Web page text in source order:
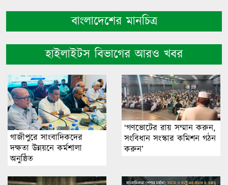
বাংলাদেশের মানচিত্র
হাইলাইটস বিভাগের আরও খবর
গাজীপুরে সাংবাদিকদের
দক্ষতা উন্নয়নে কর্মশালা
অনুষ্ঠিত
‘গণভোটের রায় সম্মান করুন,
সংবিধান সংস্কার কমিশন গঠন
করুন’